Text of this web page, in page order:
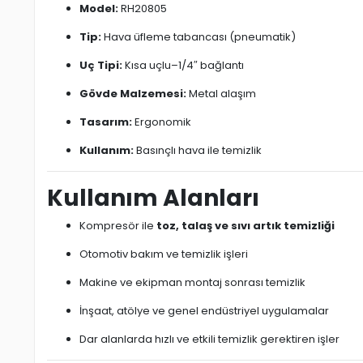
Model:RH20805
Tip:Hava üfleme tabancası (pneumatik)
Uç Tipi:Kısa uçlu–1/4″ bağlantı
Gövde Malzemesi:Metal alaşım
Tasarım:Ergonomik
Kullanım:Basınçlı hava ile temizlik
Kullanım Alanları
Kompresör ile toz, talaş ve sıvı artık temizliği
Otomotiv bakım ve temizlik işleri
Makine ve ekipman montaj sonrası temizlik
İnşaat, atölye ve genel endüstriyel uygulamalar
Dar alanlarda hızlı ve etkili temizlik gerektiren işler